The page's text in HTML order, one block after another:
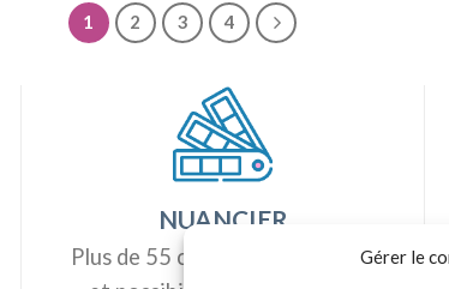
Gérer le
1 2 3 4
NUANCIER
Plus de 55 couleurs disponibles